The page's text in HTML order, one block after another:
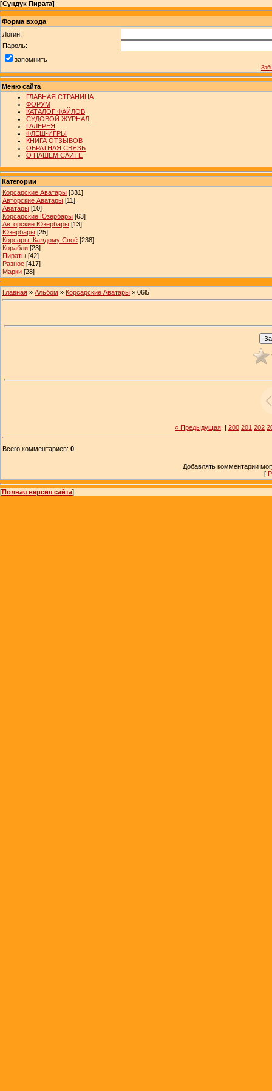
[Сундук Пирата]
Форма входа
Логин:
Пароль:
запомнить
Меню сайта
ГЛАВНАЯ СТРАНИЦА
ФОРУМ
КАТАЛОГ ФАЙЛОВ
СУДОВОЙ ЖУРНАЛ
ГАЛЕРЕЯ
ФЛЕШ-ИГРЫ
КНИГА ОТЗЫВОВ
ОБРАТНАЯ СВЯЗЬ
О НАШЕМ САЙТЕ
Категории
Корсарские Аватары [331]
Авторские Аватары [11]
Аватары [10]
Корсарские Юзербары [63]
Авторские Юзербары [13]
Юзербары [25]
Корсары: Каждому Своё [238]
Корабли [23]
Пираты [42]
Разное [417]
Марки [28]
Главная » Альбом » Корсарские Аватары » 06l5
« Предыдущая 200 201 202
Всего комментариев: 0
Добавлять комментарии
[
[Полная версия сайта]